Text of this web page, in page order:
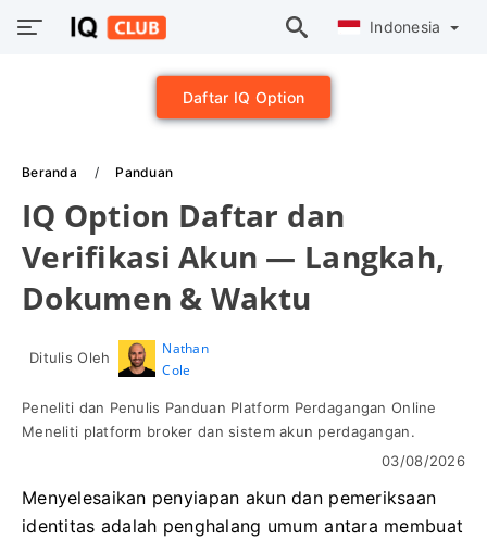
Indonesia
Daftar IQ Option
Beranda Panduan
IQ Option Daftar dan
Verifikasi Akun — Langkah,
Dokumen & Waktu
Ditulis Oleh
Nathan
Cole
Peneliti dan Penulis Panduan Platform Perdagangan Online
Meneliti platform broker dan sistem akun perdagangan.
03/08/2026
Menyelesaikan penyiapan akun dan pemeriksaan
identitas adalah penghalang umum antara membuat